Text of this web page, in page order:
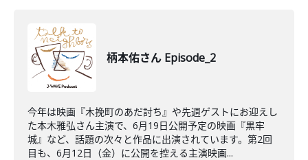
柄本佑さん Episode_2
今年は映画『木挽町のあだ討ち』や先週ゲストにお迎えし
た本木雅弘さん主演で、6月19日公開予定の映画『黒牢
城』など、話題の次々と作品に出演されています。第2回
目も、6月12日（金）に公開を控える主演映画...